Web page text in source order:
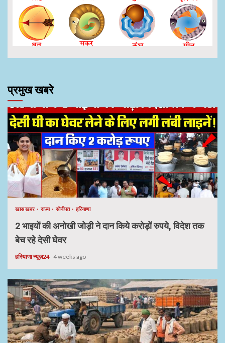
प्रमुख खबरे
खास खबर राज्य सोनीपत हरियाणा
2 भाइयों की अनोखी जोड़ी ने दान किये करोड़ों रुपये, विदेश तक
बेच रहे देसी घेवर
हरियाणा न्यूज़24 4 weeks ago